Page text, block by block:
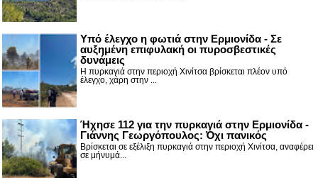
Υπό έλεγχο η φωτιά στην Ερμιονίδα - Σε
αυξημένη επιφυλακή οι πυροσβεστικές
δυνάμεις
Η πυρκαγιά στην περιοχή Χινίτσα βρίσκεται πλέον υπό
έλεγχο, χάρη στην ...
Ήχησε 112 για την πυρκαγιά στην Ερμιονίδα -
Γιάννης Γεωργόπουλος: Όχι πανικός
Βρίσκεται σε εξέλιξη πυρκαγιά στην περιοχή Χινίτσα, αναφέρει
σε μήνυμά...